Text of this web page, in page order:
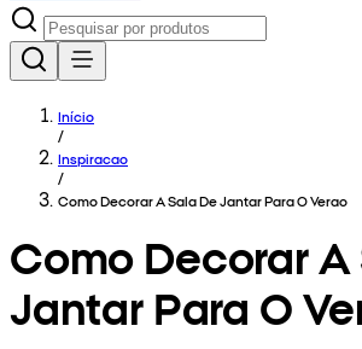
Início
/
Inspiracao
/
Como Decorar A Sala De Jantar Para O Verao
Como Decorar A
Jantar Para O